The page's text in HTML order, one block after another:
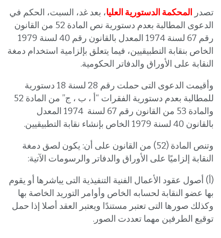
تصدر المحكمة الدستورية العليا، بعد غد، السبت، الحكم في
الدعوى المطالبة بعدم دستورية نص المادة 52 من القانون
رقم 67 لسنة 1974 المعدل بالقانون رقم 40 لسنة 1979
الخاص بنقابة التطبيقيين، فيما يتعلق بإلزامية استخدام دمغة
النقابة على الأوراق والدفاتر الحكومية.
وأقيمت الدعوى التى حملت رقم 28 لسنة 18 دستورية
للمطالبة بعدم دستورية الفقرات “أ ، ب ، ج” من المادة 52
والمادة 53 من القانون رقم 67 لسنة 1974 المعدل
بالقانون 40 لسنة 1979 الخاص بإنشاء نقابة التطبيقيين.
وتنص المادة (52) من القانون على أن: يكون لصق دمغة
النقابة إلزاميًا على الأوراق والدفاتر والرسومات الآتية:
(أ) أصول عقود الأعمال الفنية التنفيذية التى يباشرها أو يقوم
بها عضو النقابة لحسابه الخاص وأوامر التوريد الخاصة بها
وكذلك صورها التى تعتبر مستندًا ويعتبر العقد أصلا إذا حمل
توقيع الطرفين مهما تعددت الصور.